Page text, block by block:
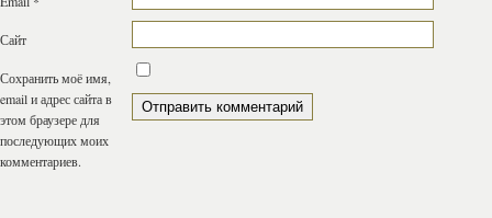
Сайт
Сохранить моё имя,
email и адрес сайта в
этом браузере для
последующих моих
комментариев.